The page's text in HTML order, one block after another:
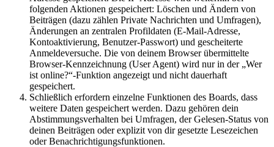
folgenden Aktionen gespeichert: Löschen und Ändern von
Beiträgen (dazu zählen Private Nachrichten und Umfragen),
Änderungen an zentralen Profildaten (E-Mail-Adresse,
Kontoaktivierung, Benutzer-Passwort) und gescheiterte
Anmeldeversuche. Die von deinem Browser übermittelte
Browser-Kennzeichnung (User Agent) wird nur in der „Wer
ist online?“-Funktion angezeigt und nicht dauerhaft
gespeichert.
Schließlich erfordern einzelne Funktionen des Boards, dass
weitere Daten gespeichert werden. Dazu gehören dein
Abstimmungsverhalten bei Umfragen, der Gelesen-Status von
deinen Beiträgen oder explizit von dir gesetzte Lesezeichen
oder Benachrichtigungsfunktionen.